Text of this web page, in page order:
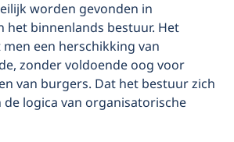
worden gevonden in
het binnenlands bestuur. Het
een herschikking van
zonder voldoende oog voor
van burgers. Dat het bestuur zich
logica van organisatorische